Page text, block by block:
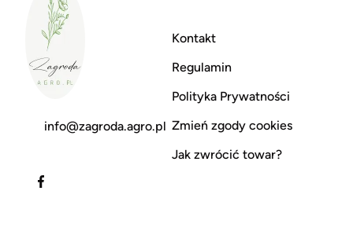
info@zagroda.agro.pl
Kontakt
Regulamin
Polityka Prywatności
Zmień zgody cookies
Jak zwrócić towar?